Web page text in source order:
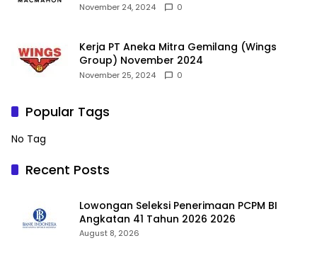
November 24, 2024 0
Kerja PT Aneka Mitra Gemilang (Wings
Group) November 2024
November 25, 2024 0
Popular Tags
No Tag
Recent Posts
Lowongan Seleksi Penerimaan PCPM BI
Angkatan 41 Tahun 2026 2026
August 8, 2026